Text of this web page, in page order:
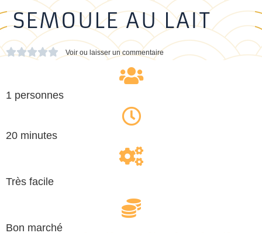
SEMOULE AU LAIT
 Voir ou laisser un commentaire
1 personnes
20 minutes
Très facile
Bon marché